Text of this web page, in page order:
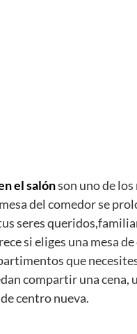
el salónson uno de
del comedor se
seres
si eliges una mesa
que
compartir una cena,
centro nueva.